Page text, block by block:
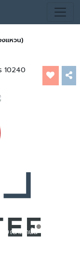
แหวน)
10240
ษณาเท่านั้น